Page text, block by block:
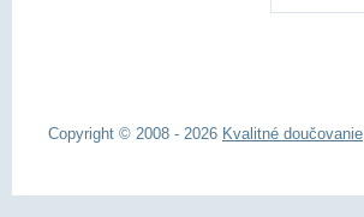
Copyright © 2008 - 2026 Kvalitné doučovanie